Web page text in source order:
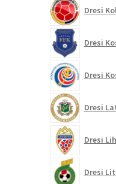
Dresi
Dresi
Dresi
Dresi
Dresi
Dresi